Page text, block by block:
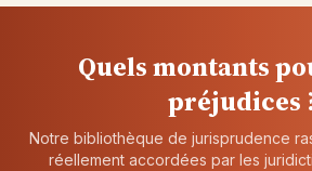
Quels montants
préjudices
Notre bibliothèque de jurisprudence
réellement accordées par les